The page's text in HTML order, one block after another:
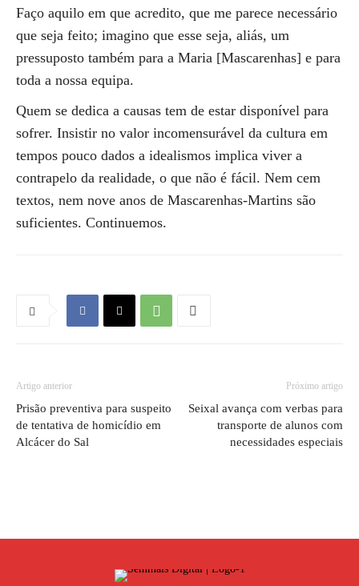
Faço aquilo em que acredito, que me parece necessário
que seja feito; imagino que esse seja, aliás, um
pressuposto também para a Maria [Mascarenhas] e para
toda a nossa equipa.
Quem se dedica a causas tem de estar disponível para
sofrer. Insistir no valor incomensurável da cultura em
tempos pouco dados a idealismos implica viver a
contrapelo da realidade, o que não é fácil. Nem cem
textos, nem nove anos de Mascarenhas-Martins são
suficientes. Continuemos.
Artigo anterior
Prisão preventiva para suspeito
de tentativa de homicídio em
Alcácer do Sal
Próximo artigo
Seixal avança com verbas para
transporte de alunos com
necessidades especiais